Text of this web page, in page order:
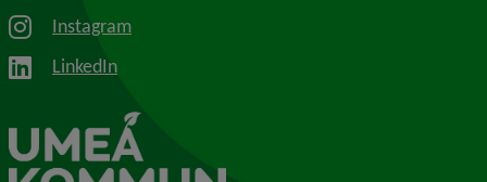
Instagram
LinkedIn